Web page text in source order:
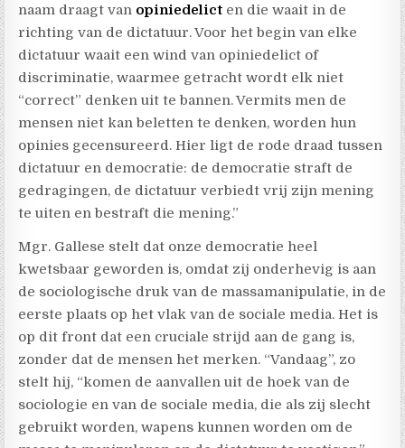
naam draagt van opiniedelict en die waait in de
richting van de dictatuur. Voor het begin van elke
dictatuur waait een wind van opiniedelict of
discriminatie, waarmee getracht wordt elk niet
“correct” denken uit te bannen. Vermits men de
mensen niet kan beletten te denken, worden hun
opinies gecensureerd. Hier ligt de rode draad tussen
dictatuur en democratie: de democratie straft de
gedragingen, de dictatuur verbiedt vrij zijn mening
te uiten en bestraft die mening.”
Mgr. Gallese stelt dat onze democratie heel
kwetsbaar geworden is, omdat zij onderhevig is aan
de sociologische druk van de massamanipulatie, in de
eerste plaats op het vlak van de sociale media. Het is
op dit front dat een cruciale strijd aan de gang is,
zonder dat de mensen het merken. “Vandaag”, zo
stelt hij, “komen de aanvallen uit de hoek van de
sociologie en van de sociale media, die als zij slecht
gebruikt worden, wapens kunnen worden om de